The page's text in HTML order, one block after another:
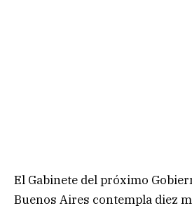
El Gabinete del próximo
Buenos Aires contempla diez